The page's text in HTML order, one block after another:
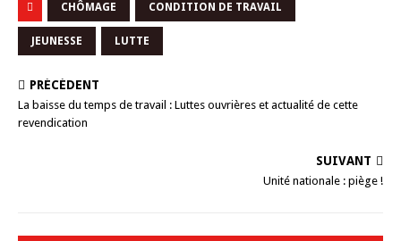
CHÔMAGE CONDITION DE TRAVAIL
JEUNESSE LUTTE
PRÉCÉDENT
La baisse du temps de travail : Luttes ouvrières et actualité de cette
revendication
SUIVANT
Unité nationale : piège !